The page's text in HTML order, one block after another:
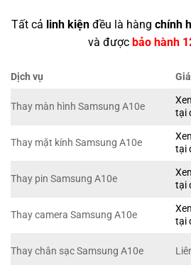
Tất cả linh kiện đều là hàng chính
và được bảo hành
Dịch vụ Giá
Thay màn hình Samsung A10e
tại
Thay mặt kính Samsung A10e
tại
Thay pin Samsung A10e
tại
Thay camera Samsung A10e
tại
Thay chân sạc Samsung A10e